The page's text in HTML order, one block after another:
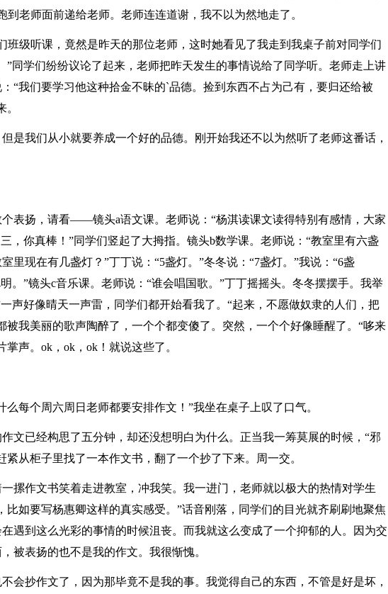
到老师面前递给老师。老师连连道谢，我不以为然地走了。
班级听课，竟然是昨天的那位老师，这时她看见了我走到我桌子前对同学们
”同学们纷纷议论了起来，老师把昨天发生的事情说给了同学听。老师走上讲
“我们要学习他这种拾金不昧的`品德。捡到东西不占为己有，要归还给被
是我们从小就要养成一个好的品德。刚开始我还不以为然听了老师这番话，
表扬，请看——镜头a语文课。老师说：“杨淇读课文读得特别有感情，大家
，你真棒！”同学们竖起了大拇指。镜头b数学课。老师说：“教室里有六盏
里现在有几盏灯？”丁丁说：“5盏灯。”冬冬说：“7盏灯。”我说：“6盏
。”镜头c音乐课。老师说：“谁会唱国歌。”丁丁摇摇头。冬冬摆摆手。我举
声好像晴天一声雷，同学们都开始看我了。“起来，不愿做奴隶的人们，把
我美丽的歌声陶醉了，一个个都变傻了。突然，一个个好像睡醒了。“哆来
声。ok，ok，ok！就说这些了。
么每个周六周日老师都要安排作文！”我坐在桌子上叹了口气。
文已经构思了五分钟，却还没想明白为什么。正当我一筹莫展的时候，“邪
紧从柜子里找了一本作文书，翻了一个抄了下来。周一交。
摞作文书笑着走进教室，冲我笑。我一进门，老师就以极大的热情对学生
比如要写杨惠卿这样的真实感受。”话音刚落，同学们的目光就齐刷刷地聚焦
遇到这么光彩的事情的时候沮丧。而我就这么变成了一个抑郁的人。因为交
被表扬的也不是我的作文。我很惭愧。
会抄作文了，因为那毕竟不是我的事。我觉得自己的东西，不管是好是坏，